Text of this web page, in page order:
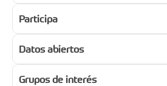
Participa
Datos abiertos
Grupos de interés